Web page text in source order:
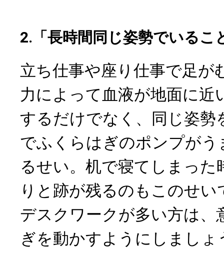
2.「長時間同じ姿勢でいるこ
立ち仕事や座り仕事で足が
力によって血液が地面に近
するだけでなく、同じ姿勢
でふくらはぎのポンプが
るせい。机で寝てしまった
りと跡が残るのもこのせい
デスクワークが多い方は、
ぎを動かすようにしましょ